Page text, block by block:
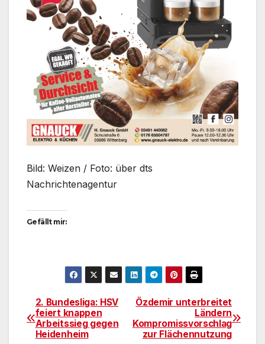
Bild: Weizen / Foto: über dts
Nachrichtenagentur
Gefällt mir:
Beitragsnavigation
Özdemir unterbreitet
Ländern
Kompromissvorschlag
zur Flächennutzung
2. Bundesliga: HSV
feiert knappen
Arbeitssieg gegen
Heidenheim